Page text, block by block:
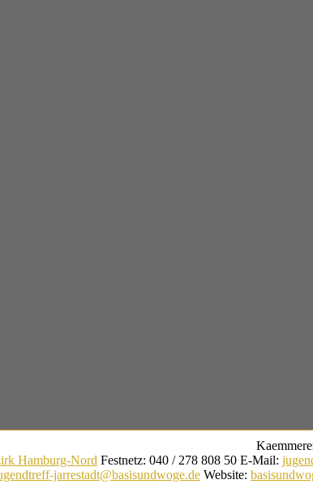
Hamburg-Nord Festnetz: 040 / 278 808 50 E-Mail:
jarrestadt@basisundwoge.de Website: